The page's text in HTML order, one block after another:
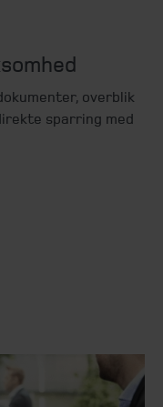
overblik
sparring med